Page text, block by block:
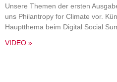
Unsere Themen der ersten
uns Philantropy for Climate vor.
Hauptthema beim Digital Social
VIDEO »